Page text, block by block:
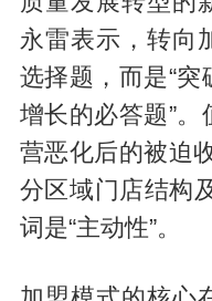
永雷表示，转向
选择题，而是“
增长的必答题”
营恶化后的被迫
分区域门店结构
词是“主动性”。